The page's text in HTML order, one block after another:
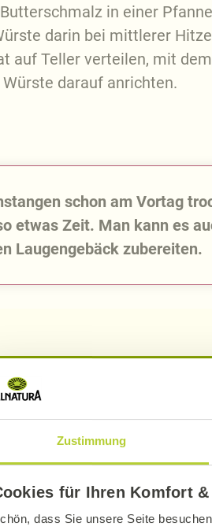
Zustimmung
für Ihren Komfort
dass Sie unsere Seite
in einer
darin bei mittlerer
auf Teller verteilen, mit
darauf anrichten.
schon am Vortag
etwas Zeit. Man kann es
Laugengebäck zubereiten.